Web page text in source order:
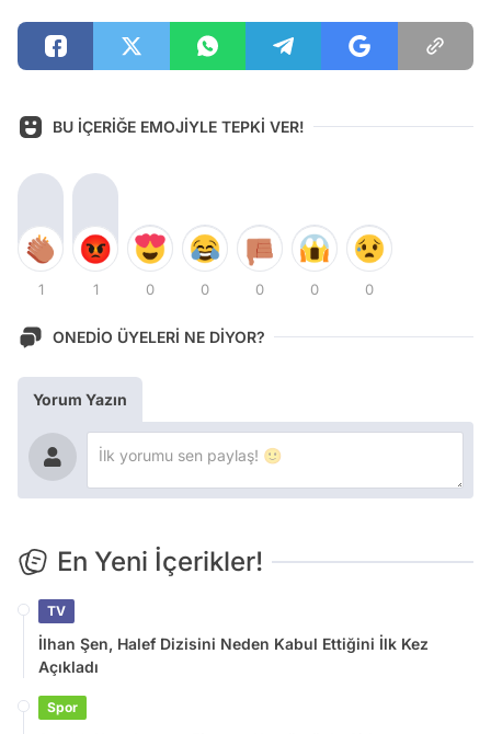
BU İÇERİĞE EMOJİYLE TEPKİ VER!
1 1 0 0 0 0 0
ONEDİO ÜYELERİ NE DİYOR?
Yorum Yazın
En Yeni İçerikler!
TV
İlhan Şen, Halef Dizisini Neden Kabul Ettiğini İlk Kez
Açıkladı
Spor